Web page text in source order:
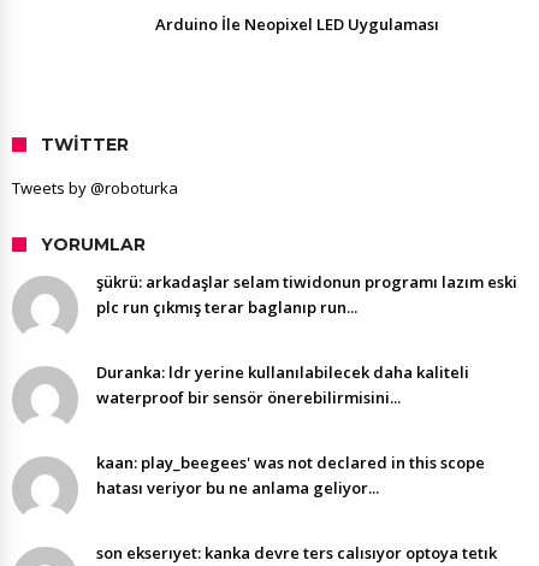
Arduino İle Neopixel LED Uygulaması
TWITTER
Tweets by @roboturka
YORUMLAR
şükrü: arkadaşlar selam tiwidonun programı lazım eski
plc run çıkmış terar baglanıp run...
Duranka: ldr yerine kullanılabilecek daha kaliteli
waterproof bir sensör önerebilirmisini...
kaan: play_beegees' was not declared in this scope
hatası veriyor bu ne anlama geliyor...
son ekserıyet: kanka devre ters calısıyor optoya tetık